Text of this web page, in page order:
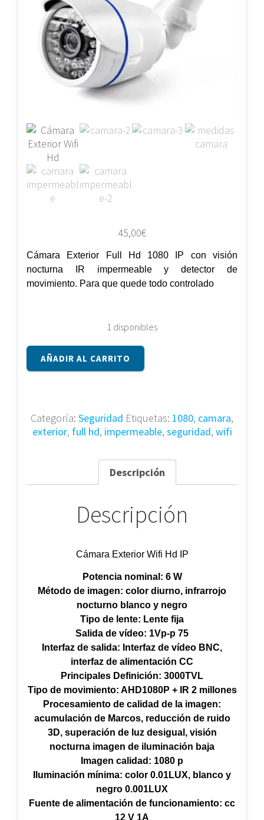
45,00€
Cámara Exterior Full Hd 1080 IP con visión
nocturna IR impermeable y detector de
movimiento. Para que quede todo controlado
1 disponibles
Cámara
Exterior
AÑADIR AL CARRITO
Categoría: Seguridad Etiquetas: 1080, camara,
exterior, full hd, impermeable, seguridad, wifi
Descripción
Descripción
Cámara Exterior Wifi Hd IP
Potencia nominal: 6 W
Método de imagen: color diurno, infrarrojo
nocturno blanco y negro
Tipo de lente: Lente fija
Salida de vídeo: 1Vp-p 75
Interfaz de salida: Interfaz de vídeo BNC,
interfaz de alimentación CC
Principales Definición: 3000TVL
Tipo de movimiento: AHD1080P + IR 2 millones
Procesamiento de calidad de la imagen:
acumulación de Marcos, reducción de ruido
3D, superación de luz desigual, visión
nocturna imagen de iluminación baja
Imagen calidad: 1080 p
Iluminación mínima: color 0.01LUX, blanco y
negro 0.001LUX
Fuente de alimentación de funcionamiento: cc
12 V 1A